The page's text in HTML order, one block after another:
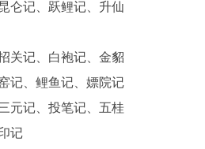
仑记、跃鲤记、升仙
关记、白袍记、金貂
记、鲤鱼记、嫖院记
元记、投笔记、五桂
记